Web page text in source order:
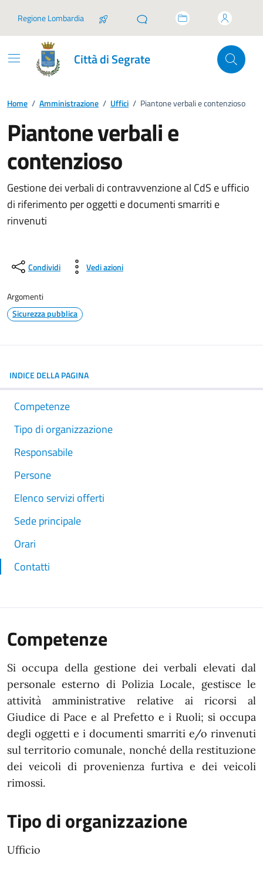
Regione Lombardia
Città di Segrate
Home / Amministrazione / Uffici / Piantone verbali e contenzioso
Piantone verbali e
contenzioso
Gestione dei verbali di contravvenzione al CdS e ufficio
di riferimento per oggetti e documenti smarriti e
rinvenuti
Condividi Vedi azioni
Argomenti
Sicurezza pubblica
INDICE DELLA PAGINA
Competenze
Tipo di organizzazione
Responsabile
Persone
Elenco servizi offerti
Sede principale
Orari
Contatti
Competenze
Si occupa della gestione dei verbali elevati dal
personale esterno di Polizia Locale, gestisce le
attività amministrative relative ai ricorsi al
Giudice di Pace e al Prefetto e i Ruoli; si occupa
degli oggetti e i documenti smarriti e/o rinvenuti
sul territorio comunale, nonché della restituzione
dei veicoli di provenienza furtiva e dei veicoli
rimossi.
Tipo di organizzazione
Ufficio